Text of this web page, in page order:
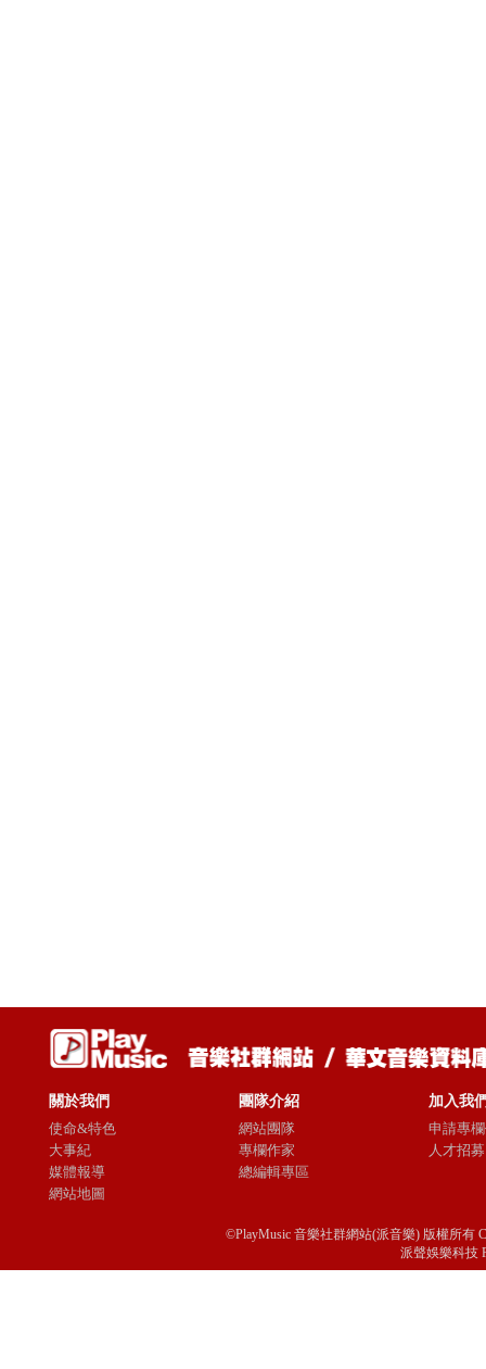
關於我們
使命&特色
大事紀
媒體報導
網站地圖
團隊介紹
網站團隊
專欄作家
總編輯專區
加入我
申請專
人才招募
©PlayMusic 音樂社群網站(派音樂) 版權所有
派聲娛樂科技